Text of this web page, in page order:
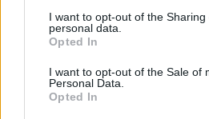
I want to opt-out of the Sharing
personal data.
Opted In
I want to opt-out of the Sale of
Personal Data.
Opted In
Астронавти на NASA
открития космос